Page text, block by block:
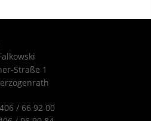
Straße 1
/ 66 92 00